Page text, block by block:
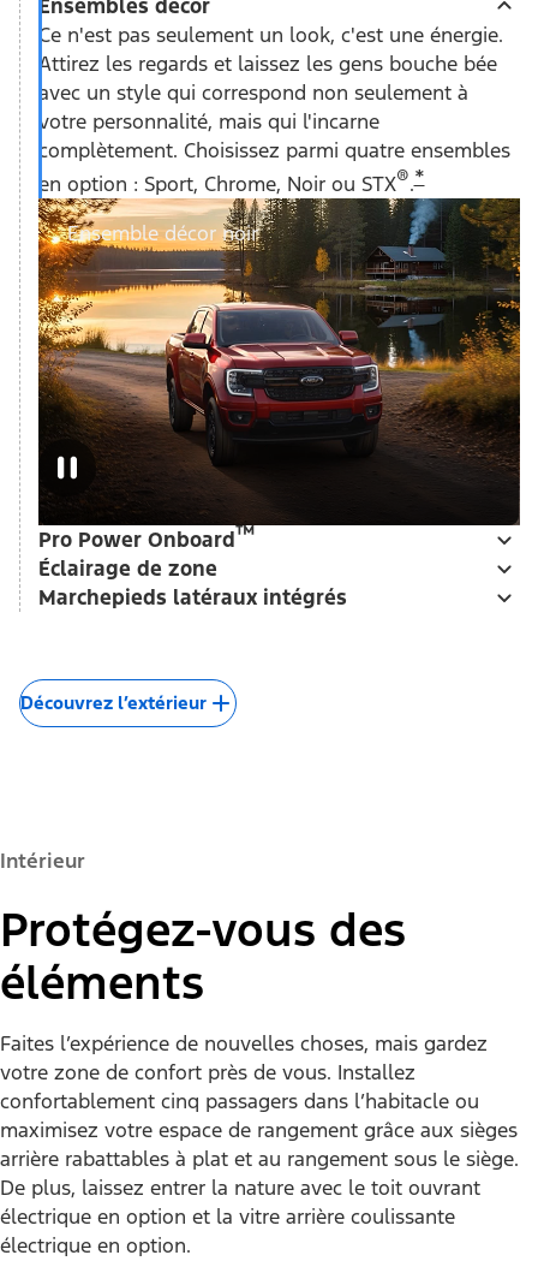
Ensembles décor
Ce n'est pas seulement un look, c'est une énergie.
Attirez les regards et laissez les gens bouche bée
avec un style qui correspond non seulement à
votre personnalité, mais qui l'incarne
complètement. Choisissez parmi quatre ensembles
en option : Sport, Chrome, Noir ou STX®.*
Ensemble décor noir
Pro Power Onboard™
Éclairage de zone
Marchepieds latéraux intégrés
Découvrez l’extérieur
Intérieur
Protégez-vous des
éléments
Faites l’expérience de nouvelles choses, mais gardez
votre zone de confort près de vous. Installez
confortablement cinq passagers dans l’habitacle ou
maximisez votre espace de rangement grâce aux sièges
arrière rabattables à plat et au rangement sous le siège.
De plus, laissez entrer la nature avec le toit ouvrant
électrique en option et la vitre arrière coulissante
électrique en option.